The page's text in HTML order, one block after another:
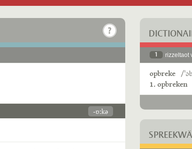
-ɒːkə
1 rizzeltaot
opbreke /
1. opbreken